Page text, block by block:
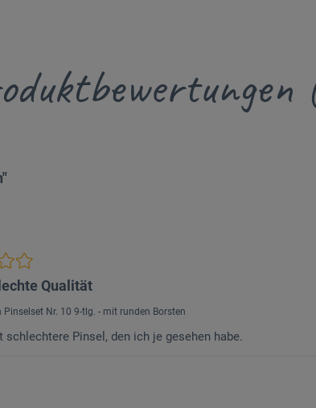
Qualität
Pinselset Nr. 10 9-tlg. - mit runden Borsten
schlechtere Pinsel, den ich je gesehen habe.